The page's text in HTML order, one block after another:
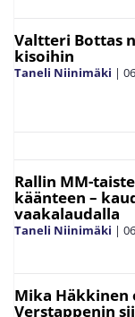
Valtteri Bottas
kisoihin
Taneli Niinimäki |
Rallin MM-
käänteen –
vaakalaudalla
Taneli Niinimäki |
Mika Häkkinen
Verstappenin